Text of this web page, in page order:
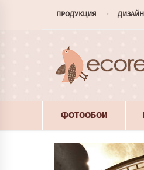
ПРОДУКЦИЯ ДИЗАЙН
ФОТООБОИ